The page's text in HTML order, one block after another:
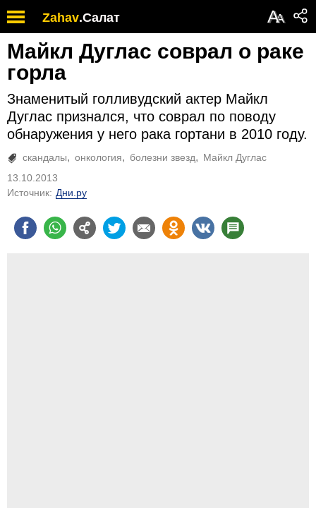
Zahav.Салат АА
Майкл Дуглас соврал о раке
горла
Знаменитый голливудский актер Майкл
Дуглас признался, что соврал по поводу
обнаружения у него рака гортани в 2010 году.
скандалы онкология болезни звезд
Майкл Дуглас
13.10.2013
Источник: Дни.ру